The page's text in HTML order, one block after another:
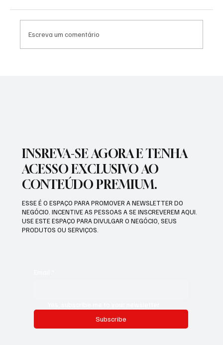
Escreva um comentário
INSREVA-SE AGORA E TENHA
ACESSO EXCLUSIVO AO
CONTEÚDO PREMIUM.
ESSE É O ESPAÇO PARA PROMOVER A NEWSLETTER DO
NEGÓCIO. INCENTIVE AS PESSOAS A SE INSCREVEREM AQUI.
USE ESTE ESPAÇO PARA DIVULGAR O NEGÓCIO, SEUS
PRODUTOS OU SERVIÇOS.
Subscribe